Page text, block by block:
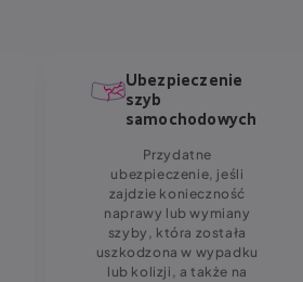
Ubezpieczenie
szyb
samochodowych
Przydatne
ubezpieczenie, jeśli
zajdzie konieczność
naprawy lub wymiany
szyby, która została
uszkodzona w wypadku
lub kolizji, a także na